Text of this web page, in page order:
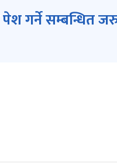
पेश गर्ने सम्बन्धित